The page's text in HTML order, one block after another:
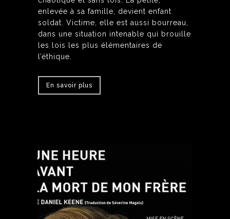
enlevée à sa famille, devient enfant
soldat. Victime, elle est aussi bourreau,
dans une situation intenable qui brouille
les lois les plus élémentaires de
l’éthique.
En savoir plus